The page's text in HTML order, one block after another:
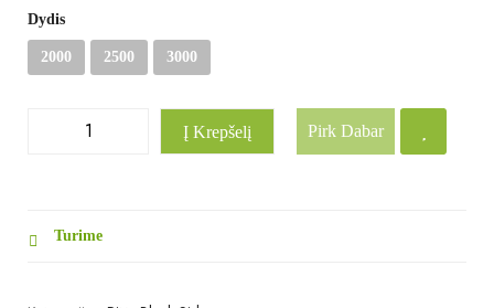
Dydis
2000 2500 3000
Į Krepšelį Pirk Dabar
Turime